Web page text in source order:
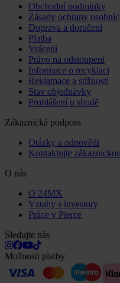
Obchodní podmínky
Zásady ochrany
Doprava a doručení
Platba
Vrácení
Právo na odstoupení
Informace o recyklaci
Reklamace a stížnosti
Stav objednávky
Prohlášení o shodě
Zákaznická podpora
Otázky a odpovědi
Kontaktujte
O nás
O 24MX
Vztahy s investory
Práce v Pierce
Sledujte nás
Možnosti platby